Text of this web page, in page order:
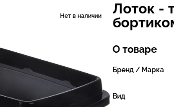
Нет в наличии
Лоток -
О товаре
Бренд / Марка
Вид